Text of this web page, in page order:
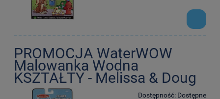
PROMOCJA WaterWOW
Malowanka Wodna
KSZTAŁTY - Melissa & Doug
Dostępność: Dostępne